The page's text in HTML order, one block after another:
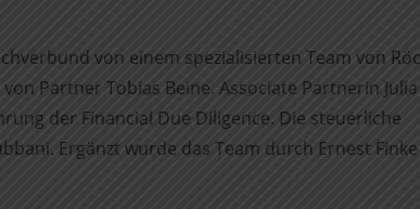
von einem spezialisierten Team von
Partner Tobias Beine. Associate Partnerin Julia
der Financial Due Diligence. Die steuerliche
Ergänzt wurde das Team durch Ernest Finke